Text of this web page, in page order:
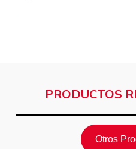
PRODUCTOS
Otros